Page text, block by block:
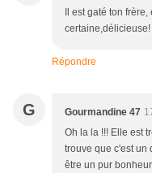
Il est gaté ton
certaine,délicieuse!
Répondre
G Gourmandine 47
Oh la la !!! Elle est
trouve que c'est un
être un pur